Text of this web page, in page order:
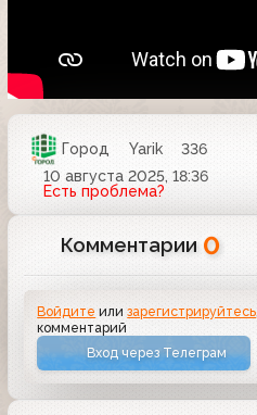
Город Yarik
336
10 августа 2025, 18:36
Есть проблема?
Комментарии 0
Войдите илизарегистрируйтесь
комментарий
Вход через Телеграм